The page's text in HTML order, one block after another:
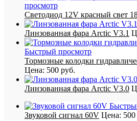
просмотр
Светодиод 12V красный свет
Линзованная фара Arctic V3.1
Быстрый просмотр
Тормозные колодки
Цена: 500 руб.
Линзованная фара Arctic V3.0
Звуковой сигнал 60V Цена: